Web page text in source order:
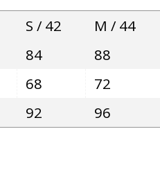
S / 42 M / 44
84 88
68 72
92 96